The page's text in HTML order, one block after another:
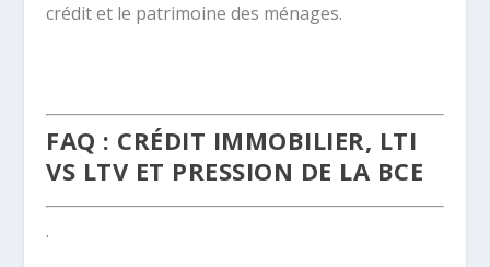
crédit et le patrimoine des ménages.
FAQ : CRÉDIT IMMOBILIER, LTI
VS LTV ET PRESSION DE LA BCE
.